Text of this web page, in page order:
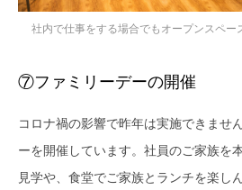
社内で仕事をする場合でもオープンスペー
⑦ファミリーデーの開催
コロナ禍の影響で昨年は実施できませ
ーを開催しています。社員のご家族を
見学や、食堂でご家族とランチを楽し